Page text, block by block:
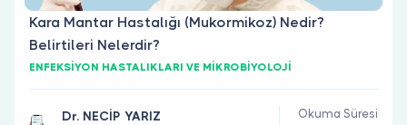
Kara Mantar Hastalığı (Mukormikoz) Nedir?
Belirtileri Nelerdir?
ENFEKSİYON HASTALIKLARI VE MİKROBİYOLOJİ
Dr. NECİP YARIZ Okuma Süresi